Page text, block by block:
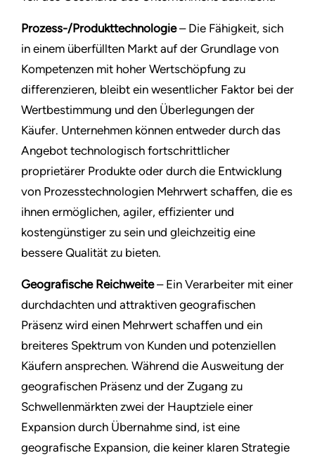
Prozess-/Produkttechnologie– Die Fähigkeit, sich
in einem überfüllten Markt auf der Grundlage von
Kompetenzen mit hoher Wertschöpfung zu
differenzieren, bleibt ein wesentlicher Faktor bei der
Wertbestimmung und den Überlegungen der
Käufer. Unternehmen können entweder durch das
Angebot technologisch fortschrittlicher
proprietärer Produkte oder durch die Entwicklung
von Prozesstechnologien Mehrwert schaffen, die es
ihnen ermöglichen, agiler, effizienter und
kostengünstiger zu sein und gleichzeitig eine
bessere Qualität zu bieten.
Geografische Reichweite– Ein Verarbeiter mit einer
durchdachten und attraktiven geografischen
Präsenz wird einen Mehrwert schaffen und ein
breiteres Spektrum von Kunden und potenziellen
Käufern ansprechen. Während die Ausweitung der
geografischen Präsenz und der Zugang zu
Schwellenmärkten zwei der Hauptziele einer
Expansion durch Übernahme sind, ist eine
geografische Expansion, die keiner klaren Strategie